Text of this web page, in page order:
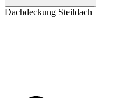
Dachdeckung Steildach